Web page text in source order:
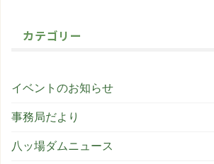
カテゴリー
イベントのお知らせ
事務局だより
八ッ場ダムニュース